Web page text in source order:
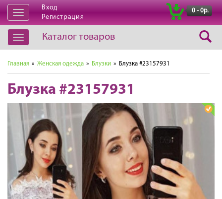
Открыть
навигацию
Вход
Регистрация
0 - 0р.
Открыть
навигацию
Каталог товаров
Главная » Женская одежда » Блузки » Блузка #23157931
Блузка #23157931